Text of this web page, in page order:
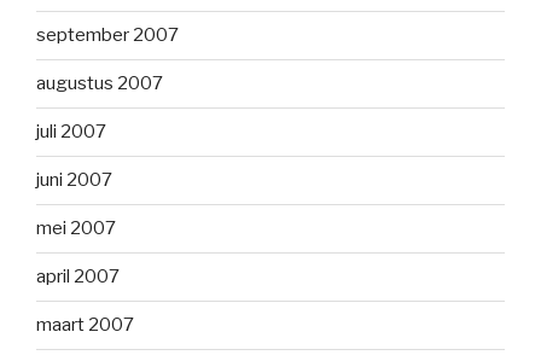
september 2007
augustus 2007
juli 2007
juni 2007
mei 2007
april 2007
maart 2007